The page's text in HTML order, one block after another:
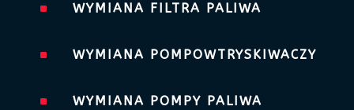
^ WYMIANA FILTRA PALIWA
^ WYMIANA POMPOWTRYSKIWACZY
^ WYMIANA POMPY PALIWA